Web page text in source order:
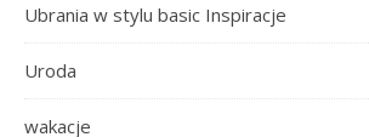
Ubrania w stylu basic Inspiracje
Uroda
wakacje